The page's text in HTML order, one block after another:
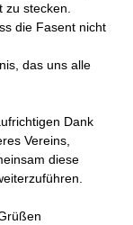
zu stecken.
die Fasent nicht
das uns alle
Dank
Vereins,
diese